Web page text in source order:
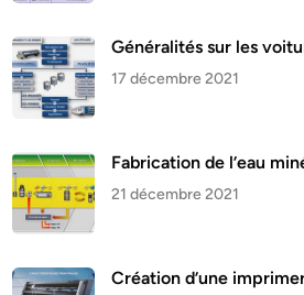
Généralités sur les
17 décembre 2021
Fabrication de l’eau
21 décembre 2021
Création d’une